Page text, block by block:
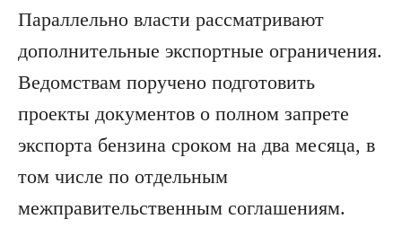
Параллельно власти рассматривают
дополнительные экспортные ограничения.
Ведомствам поручено подготовить
проекты документов о полном запрете
экспорта бензина сроком на два месяца, в
том числе по отдельным
межправительственным соглашениям.